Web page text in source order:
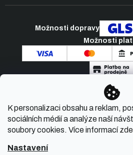
K personalizaci obsahu a reklam,
sociálních médií a analýze naší
soubory cookies. Více informacízde
Nastavení
PODMÍNKY AKCÍ
NEJČASTĚJŠÍ OTÁZKY
ČLÁNKY A NOVINKY
KONTAKT
Možnosti dopravy
Možnosti
Copyright 2026
vyhrazena.